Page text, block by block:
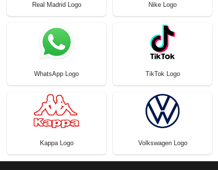
Real Madrid Logo Nike Logo
WhatsApp Logo TikTok Logo
Kappa Logo Volkswagen Logo